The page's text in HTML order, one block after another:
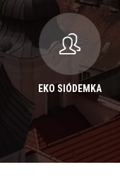
EKO SIÓDEMKA